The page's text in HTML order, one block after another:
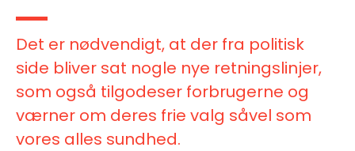
Det er nødvendigt, at der fra politisk
side bliver sat nogle nye retningslinjer,
som også tilgodeser forbrugerne og
værner om deres frie valg såvel som
vores alles sundhed.